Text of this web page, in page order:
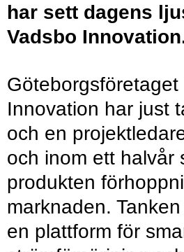
har sett dagens
Vadsbo
Göteborgsföretaget
Innovation har just
och en
och inom ett halvår
produkten
marknaden.
en plattform för